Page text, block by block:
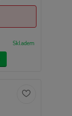
Skladem